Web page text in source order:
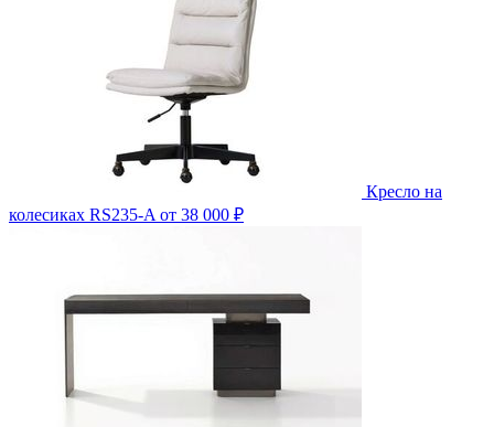
Кресло на
колесиках RS235-A от 38 000 ₽